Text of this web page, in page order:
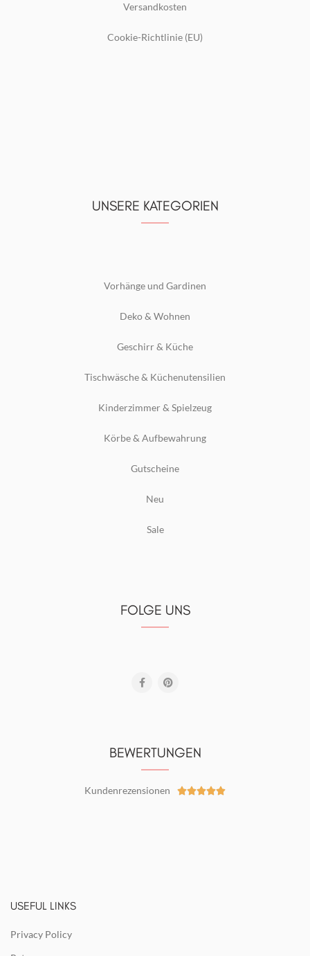
Versandkosten
Cookie-Richtlinie (EU)
UNSERE KATEGORIEN
Vorhänge und Gardinen
Deko & Wohnen
Geschirr & Küche
Tischwäsche & Küchenutensilien
Kinderzimmer & Spielzeug
Körbe & Aufbewahrung
Gutscheine
Neu
Sale
FOLGE UNS
BEWERTUNGEN
Kundenrezensionen 
USEFUL LINKS
Privacy Policy